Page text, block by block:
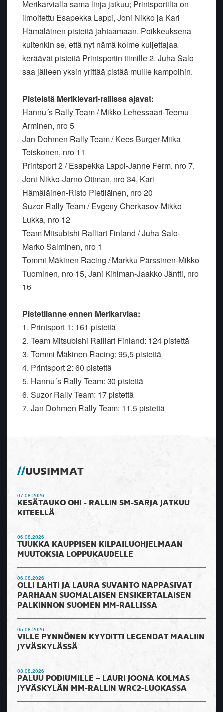
Merikarvialla sama linja jatkuu; Printsportilta on
ilmoitettu Esapekka Lappi, Joni Nikko ja Kari
Hämäläinen pisteitä jahtaamaan. Poikkeuksena
kuitenkin se, että nyt nämä kolme kuljettajaa
keräävät pisteitä Printsportin tiimille 2. Juha Salo
saa jälleen yksin yrittää pistää muille kampoihin.
Pisteistä Merikievari-rallissa ajavat:
Hannu´s Rally Team / Mikko Lehessaari-Teemu
Arminen, nro 5
Jan Dohmen Rally Team / Kees Burger-Miika
Teiskonen, nro 11
Printsport 2 / Esapekka Lappi-Janne Ferm, nro 7,
Joni Nikko-Jarno Ottman, nro 34, Kari
Hämäläinen-Risto Pietiläinen, nro 20
Suzor Rally Team / Evgeny Cherkasov-Mikko
Lukka, nro 12
Team Mitsubishi Ralliart Finland / Juha Salo-
Marko Salminen, nro 1
Tommi Mäkinen Racing / Markku Pärssinen-Mikko
Tuominen, nro 15, Jani Kihlman-Jaakko Jäntti, nro
16
Pistetilanne ennen Merikarviaa:
1. Printsport 1: 161 pistettä
2. Team Mitsubishi Ralliart Finland: 124 pistettä
3. Tommi Mäkinen Racing: 95,5 pistettä
4. Printsport 2: 60 pistettä
5. Hannu´s Rally Team: 30 pistettä
6. Suzor Rally Team: 17 pistettä
7. Jan Dohmen Rally Team: 11,5 pistettä
UUSIMMAT
07.08.2026
KESÄTAUKO OHI - RALLIN SM-SARJA JATKUU
KITEELLÄ
06.08.2026
TUUKKA KAUPPISEN KILPAILUOHJELMAAN
MUUTOKSIA LOPPUKAUDELLE
06.08.2026
OLLI LAHTI JA LAURA SUVANTO NAPPASIVAT
PARHAAN SUOMALAISEN ENSIKERTALAISEN
PALKINNON SUOMEN MM-RALLISSA
05.08.2026
VILLE PYNNÖNEN KYYDITTI LEGENDAT MAALIIN
JYVÄSKYLÄSSÄ
03.08.2026
PALUU PODIUMILLE – LAURI JOONA KOLMAS
JYVÄSKYLÄN MM-RALLIN WRC2-LUOKASSA